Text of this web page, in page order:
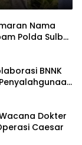
Nama
Polda Sulbar
BNNK
Dokter
Caesar